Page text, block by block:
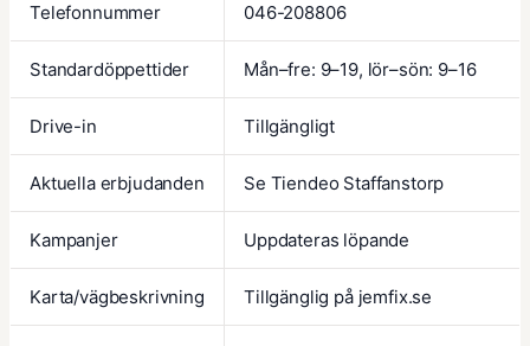
Telefonnummer 046-208806
Standardöppettider Mån–fre: 9–19, lör–sön: 9–16
Drive-in Tillgängligt
Aktuella erbjudanden Se Tiendeo Staffanstorp
Kampanjer Uppdateras löpande
Karta/vägbeskrivning Tillgänglig på jemfix.se